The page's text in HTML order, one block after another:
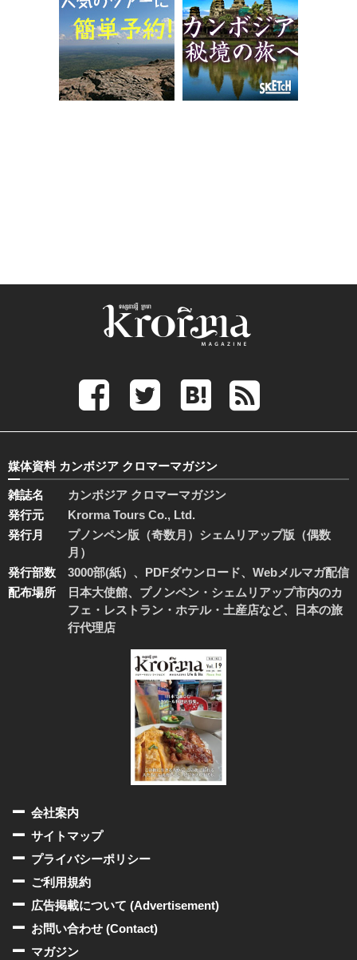
媒体資料 カンボジア クロマーマガジン
雑誌名
カンボジア クロマーマガジン
発行元
Krorma Tours Co., Ltd.
発行月
プノンペン版（奇数月）シェムリアップ版（偶数
月）
発行部数
3000部(紙）、PDFダウンロード、Webメルマガ配信
配布場所
日本大使館、プノンペン・シェムリアップ市内のカ
フェ・レストラン・ホテル・土産店など、日本の旅
行代理店
会社案内
サイトマップ
プライバシーポリシー
ご利用規約
広告掲載について (Advertisement)
お問い合わせ (Contact)
マガジン